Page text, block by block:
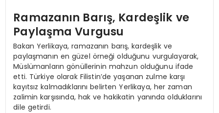
Ramazanın Barış, Kardeşlik ve
Paylaşma Vurgusu
Bakan Yerlikaya, ramazanın barış, kardeşlik ve
paylaşmanın en güzel örneği olduğunu vurgulayarak,
Müslümanların gönüllerinin mahzun olduğunu ifade
etti. Türkiye olarak Filistin’de yaşanan zulme karşı
kayıtsız kalmadıklarını belirten Yerlikaya, her zaman
zalimin karşısında, hak ve hakikatin yanında olduklarını
dile getirdi.